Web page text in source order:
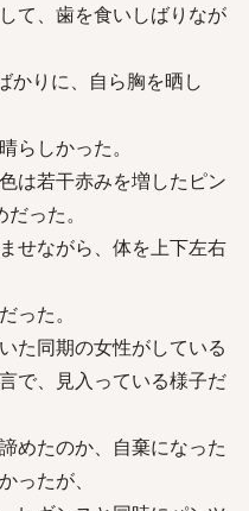
て、歯を食いしばりなが
かりに、自ら胸を晒し
らしかった。
は若干赤みを増したピン
った。
せながら、体を上下左右
った。
た同期の女性がしている
で、見入っている様子だ
めたのか、自棄になった
ったが、